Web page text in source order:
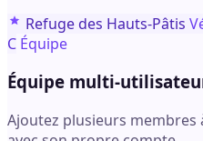
Refuge des Hauts-Pâtis
C Équipe
Équipe multi-
Ajoutez plusieurs membres